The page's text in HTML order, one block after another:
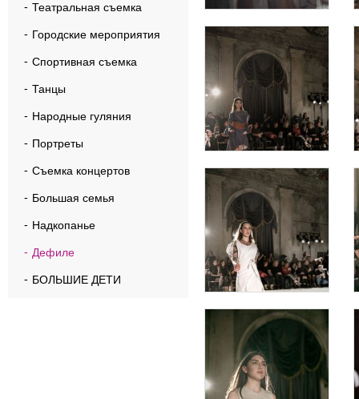
Театральная съемка
Городские мероприятия
Спортивная съемка
Танцы
Народные гуляния
Портреты
Съемка концертов
Большая семья
Надкопанье
Дефиле
БОЛЬШИЕ ДЕТИ